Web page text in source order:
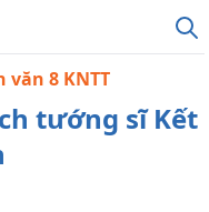
văn 8 KNTT
tướng sĩ Kết